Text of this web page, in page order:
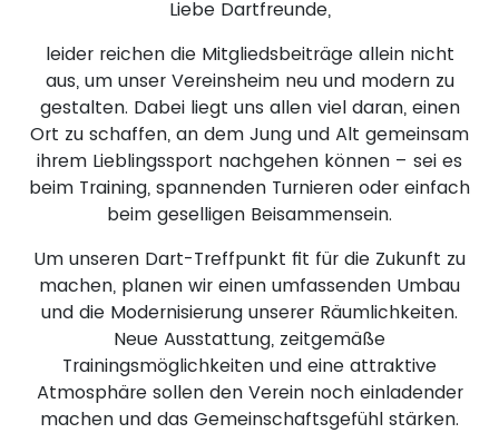
Liebe Dartfreunde,
leider reichen die Mitgliedsbeiträge allein nicht
aus, um unser Vereinsheim neu und modern zu
gestalten. Dabei liegt uns allen viel daran, einen
Ort zu schaffen, an dem Jung und Alt gemeinsam
ihrem Lieblingssport nachgehen können – sei es
beim Training, spannenden Turnieren oder einfach
beim geselligen Beisammensein.
Um unseren Dart-Treffpunkt fit für die Zukunft zu
machen, planen wir einen umfassenden Umbau
und die Modernisierung unserer Räumlichkeiten.
Neue Ausstattung, zeitgemäße
Trainingsmöglichkeiten und eine attraktive
Atmosphäre sollen den Verein noch einladender
machen und das Gemeinschaftsgefühl stärken.